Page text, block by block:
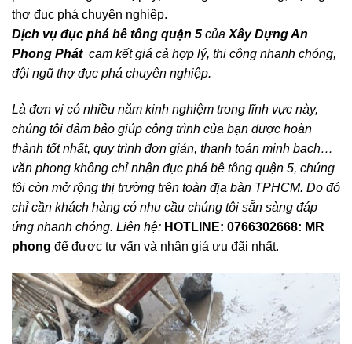
thợ đục phá chuyên nghiệp.
Dịch vụ đục phá bê tông quận 5 của Xây Dựng An
Phong Phát cam kết giá cả hợp lý, thi công nhanh chóng,
đội ngũ thợ đục phá chuyên nghiệp.
Là đơn vị có nhiều năm kinh nghiệm trong lĩnh vực này,
chúng tôi đảm bảo giúp công trình của bạn được hoàn
thành tốt nhất, quy trình đơn giản, thanh toán minh bạch…
văn phong không chỉ nhận đục phá bê tông quận 5, chúng
tôi còn mở rộng thị trường trên toàn địa bàn TPHCM. Do đó
chỉ cần khách hàng có nhu cầu chúng tôi sẵn sàng đáp
ứng nhanh chóng. Liên hệ: HOTLINE: 0766302668: MR
phong để được tư vấn và nhận giá ưu đãi nhất.